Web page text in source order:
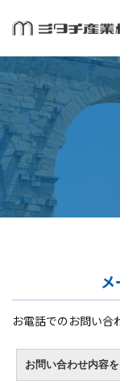
メ
お電話でのお問い合
お問い合わせ内容